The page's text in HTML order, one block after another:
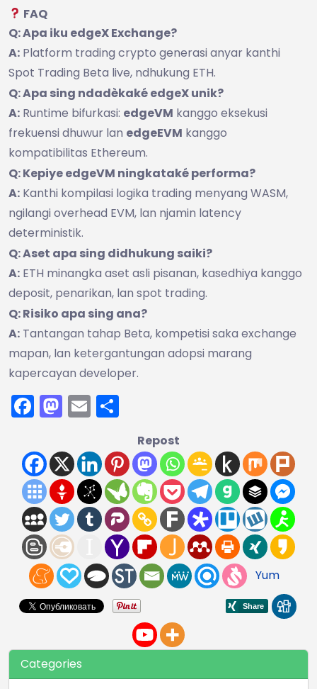
FAQ
Q: Apa iku edgeX Exchange?
A: Platform trading crypto generasi anyar kanthi
Spot Trading Beta live, ndhukung ETH.
Q: Apa sing ndadèkaké edgeX unik?
A: Runtime bifurkasi: edgeVM kanggo eksekusi
frekuensi dhuwur lan edgeEVM kanggo
kompatibilitas Ethereum.
Q: Kepiye edgeVM ningkataké performa?
A: Kanthi kompilasi logika trading menyang WASM,
ngilangi overhead EVM, lan njamin latency
deterministik.
Q: Aset apa sing didhukung saiki?
A: ETH minangka aset asli pisanan, kasedhiya kanggo
deposit, penarikan, lan spot trading.
Q: Risiko apa sing ana?
A: Tantangan tahap Beta, kompetisi saka exchange
mapan, lan ketergantungan adopsi marang
kapercayan developer.
Facebook
Mastodon
Email
Repost
Yum
Categories